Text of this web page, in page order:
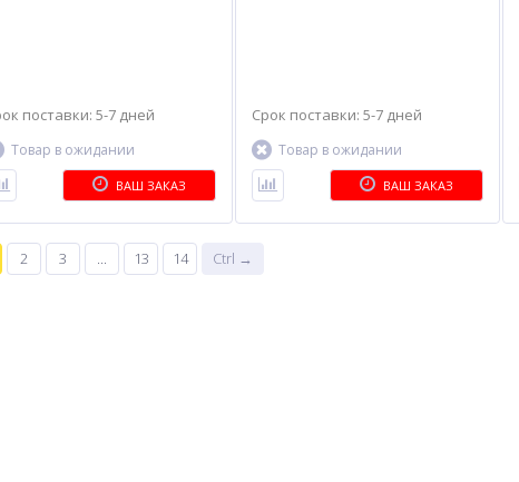
поставки: 5-7 дней
Товар в ожидании
ВАШ ЗАКАЗ
Срок поставки: 5-7 дней
Товар в ожидании
ВАШ ЗАКАЗ
2 3 ... 13 14 Ctrl →